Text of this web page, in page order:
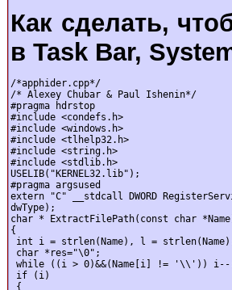
Как сделать,
в Task Bar,
/*apphider.cpp*/
/* Alexey Chubar & Paul Ishenin*/
#pragma hdrstop
#include <condefs.h>
#include <windows.h>
#include <tlhelp32.h>
#include <string.h>
#include <stdlib.h>
USELIB("KERNEL32.lib");
#pragma argsused
extern "C" __stdcall DWORD
dwType);
char * ExtractFilePath(const char
{
int i = strlen(Name), l =
char *res="\0";
while ((i > 0)&&(Name[i] != '\\')) i--
if (i)
{